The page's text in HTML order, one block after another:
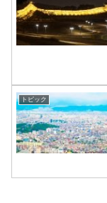
トピック